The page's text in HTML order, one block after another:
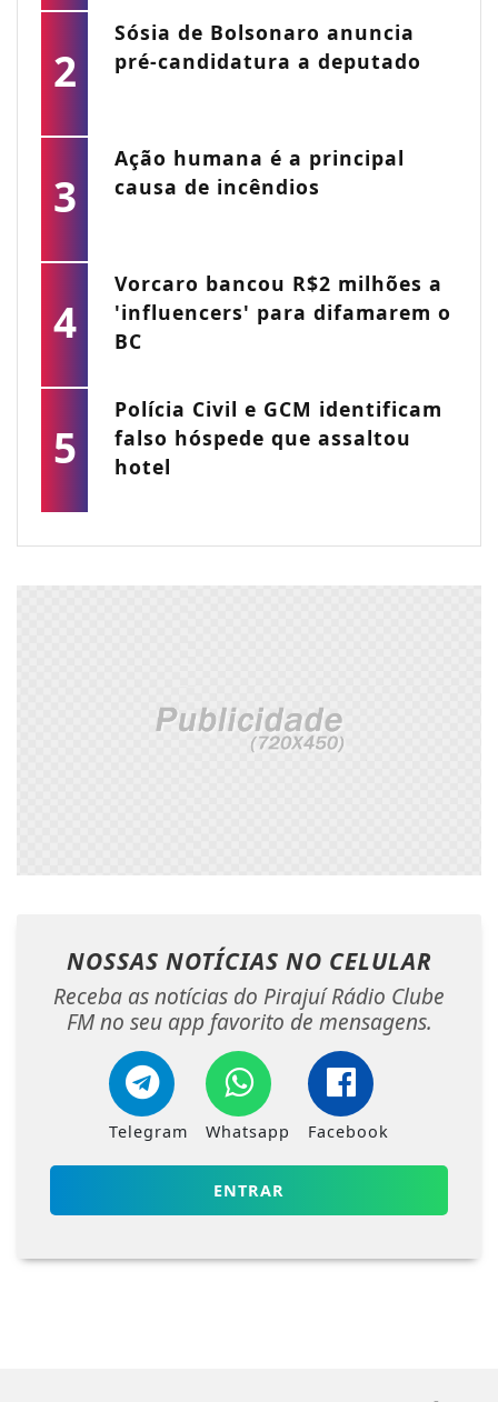
2
Sósia de Bolsonaro anuncia
pré-candidatura a deputado
3
Ação humana é a principal
causa de incêndios
4
Vorcaro bancou R$2 milhões a
'influencers' para difamarem o
BC
5
Polícia Civil e GCM identificam
falso hóspede que assaltou
hotel
NOSSAS NOTÍCIAS NO CELULAR
Receba as notícias do Pirajuí Rádio Clube
FM no seu app favorito de mensagens.
Telegram Whatsapp Facebook
ENTRAR